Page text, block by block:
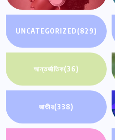
UNCATEGORIZED(829)
আন্তর্জাতিক(36)
জাতীয়(338)